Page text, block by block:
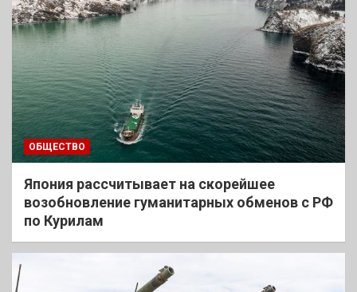
ОБЩЕСТВО
Япония рассчитывает на скорейшее
возобновление гуманитарных обменов с РФ
по Курилам